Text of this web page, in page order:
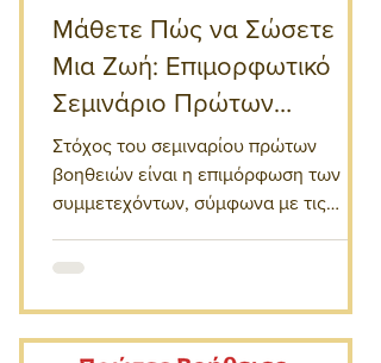
Μάθετε Πώς να Σώσετε
Μια Ζωή: Επιμορφωτικό
Σεμινάριο Πρώτων
Βοηθειών
Στόχος του σεμιναρίου πρώτων
βοηθειών είναι η επιμόρφωση των
συμμετεχόντων, σύμφωνα με τις
του ERC.